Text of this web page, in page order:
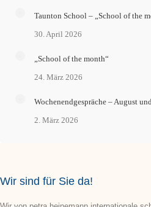
Taunton School – „School of the
30. April 2026
„School of the month“
24. März 2026
Wochenendgespräche – August
2. März 2026
Wir sind für Sie da!